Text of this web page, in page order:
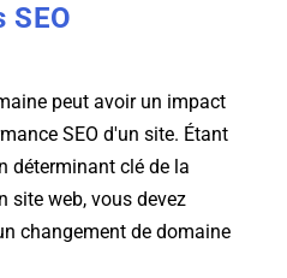
SEO
peut avoir un impact
SEO d'un site. Étant
déterminant clé de la
site web, vous devez
changement de domaine